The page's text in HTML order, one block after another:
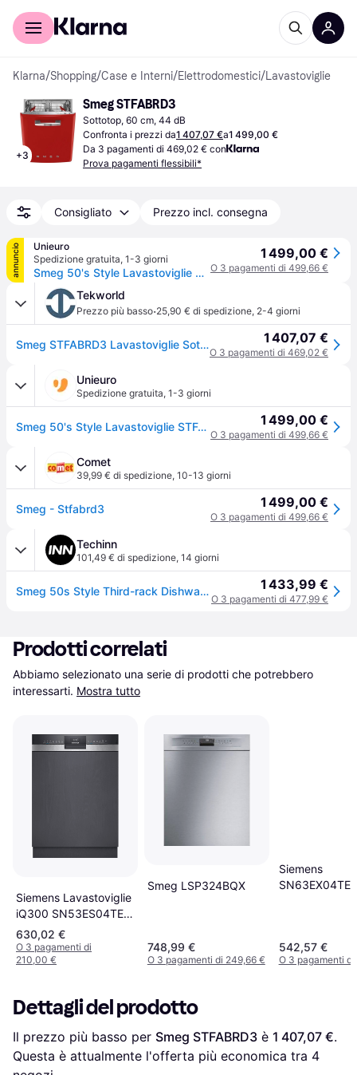
Per il tuo shopping
Klarna/Shopping/Case e Interni/Elettrodomestici/Lavastoviglie
+3
Smeg STFABRD3
Sottotop, 60 cm, 44 dB
Confronta i prezzi da1 407,07 €a1 499,00 €
Da 3 pagamenti di 469,02 € con
Prova pagamenti flessibili*
Consigliato Prezzo incl. consegna
annuncio
Unieuro
Spedizione gratuita, 1-3 giorni
Smeg 50's Style Lavastoviglie STFABRD3 Rosso Made in Italy
1 499,00 €
O 3 pagamenti di 499,66 €
Tekworld
Prezzo più basso·25,90 € di spedizione, 2-4 giorni
Smeg STFABRD3 Lavastoviglie Sottopiano 13 coperti Classe B Rosso 1 407,07 €
O 3 pagamenti di 469,02 €
Unieuro
Spedizione gratuita, 1-3 giorni
Smeg 50's Style Lavastoviglie STFABRD3 Rosso Made in Italy 1 499,00 €
O 3 pagamenti di 499,66 €
Comet
39,99 € di spedizione, 10-13 giorni
Smeg - Stfabrd3 1 499,00 €
O 3 pagamenti di 499,66 €
Techinn
101,49 € di spedizione, 14 giorni
Smeg 50s Style Third-rack Dishwasher 13 Place Settings Rosso 60 cm / EU Plug 220V 1 433,99 €
O 3 pagamenti di 477,99 €
Prodotti correlati
Abbiamo selezionato una serie di prodotti che potrebbero
interessarti. Mostra tutto
Siemens Lavastoviglie
iQ300 SN53ES04TE
13 Coperti
630,02 €
O 3 pagamenti di
210,00 €
Smeg LSP324BQX
748,99 €
O 3 pagamenti di 249,66 €
Siemens
SN63EX04TE
542,57 €
O 3 pagamenti
Dettagli del prodotto
Il prezzo più basso per Smeg STFABRD3 è 1 407,07 €.
Questa è attualmente l'offerta più economica tra 4